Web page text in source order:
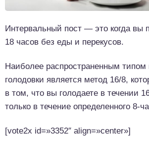
Интервальный пост — это когда вы
18 часов без еды и перекусов.
Наиболее распространенным типом
голодовки является метод 16/8,
в том, что вы голодаете в течении
только в течение определенного 8-
[vote2x id=»3352″ align=»center»]